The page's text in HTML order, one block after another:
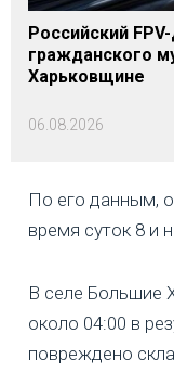
Российский
гражданского
Харьковщине
06.08.2026
По его данным,
время суток 8 и
В селе Большие
около 04:00 в
повреждено